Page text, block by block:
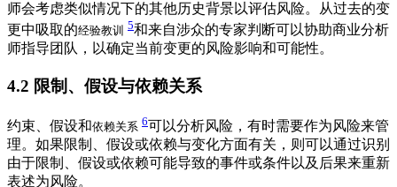
师会考虑类似情况下的其他历史背景以评估风险。从过去的变
更中吸取的经验教训 5和来自涉众的专家判断可以协助商业分析
师指导团队，以确定当前变更的风险影响和可能性。
4.2 限制、假设与依赖关系
约束、假设和依赖关系 6可以分析风险，有时需要作为风险来管
理。如果限制、假设或依赖与变化方面有关，则可以通过识别
由于限制、假设或依赖可能导致的事件或条件以及后果来重新
表述为风险。